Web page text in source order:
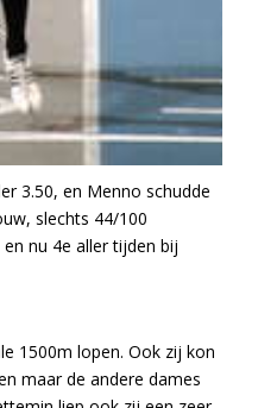
3.50, en Menno schudde
slechts 44/100
nu 4e aller tijden bij
1500m lopen. Ook zij kon
maar de andere dames